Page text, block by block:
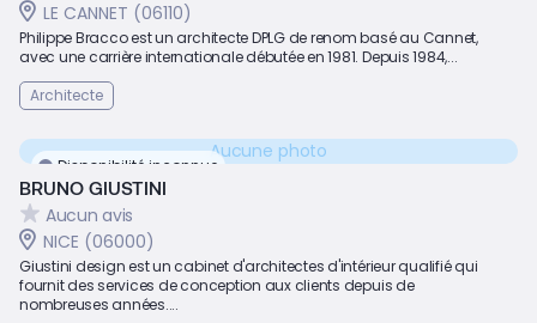
LE CANNET (06110)
Philippe Bracco est un architecte DPLG de renom basé au Cannet,
avec une carrière internationale débutée en 1981. Depuis 1984,...
Architecte
Disponibilité inconnue
Aucune photo
BRUNO GIUSTINI
Aucun avis
NICE (06000)
Giustini design est un cabinet d'architectes d'intérieur qualifié qui
fournit des services de conception aux clients depuis de
nombreuses années....